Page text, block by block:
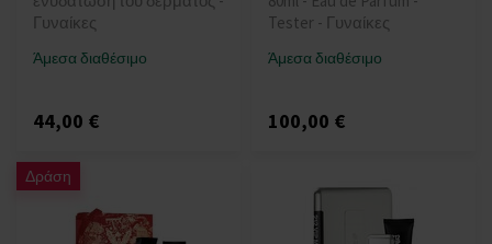
Γυναίκες
Άμεσα διαθέσιμο
44,00 €
Tester - Γυναίκες
Άμεσα διαθέσιμο
100,00 €
Δράση